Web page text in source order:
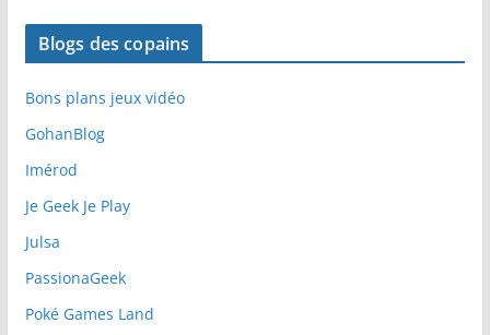
Blogs des copains
Bons plans jeux vidéo
GohanBlog
Imérod
Je Geek Je Play
Julsa
PassionaGeek
Poké Games Land